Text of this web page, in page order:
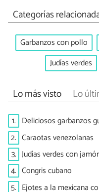
Categorías
Garbanzos con pollo
Judías verdes
Lo más visto Lo
1. Deliciosos garbanzos
2. Caraotas venezolanas
3. Judías verdes con
4. Congris cubano
5. Ejotes a la mexicana